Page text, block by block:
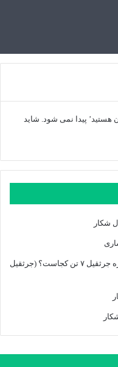
پیدا نمی شود. شاید
شکار
ارزان ترین شرکت برای اجاره جرثقیل ۷ تن کجاست؟ (جرثقیل